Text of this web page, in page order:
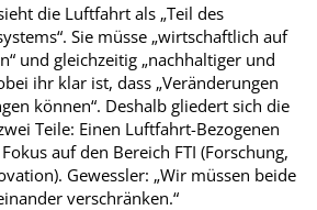
die Luftfahrt als „Teil des
Sie müsse „wirtschaftlich auf
und gleichzeitig „nachhaltiger und
ihr klar ist, dass „Veränderungen
können“. Deshalb gliedert sich die
Teile: Einen Luftfahrt-Bezogenen
auf den Bereich FTI (Forschung,
Gewessler: „Wir müssen beide
verschränken.“